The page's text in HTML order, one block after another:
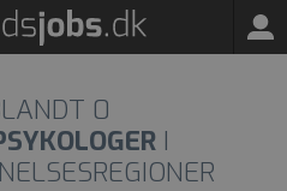
0
I